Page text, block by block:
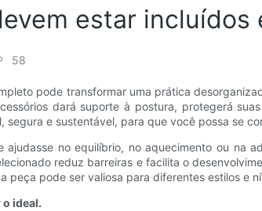
estar incluídos
58
pode transformar uma prática
dará suporte à postura, protegerá
e sustentável, para que você possa se
no equilíbrio, no aquecimento ou na
reduz barreiras e facilita o
peça pode ser valiosa para diferentes estilos e
ideal.